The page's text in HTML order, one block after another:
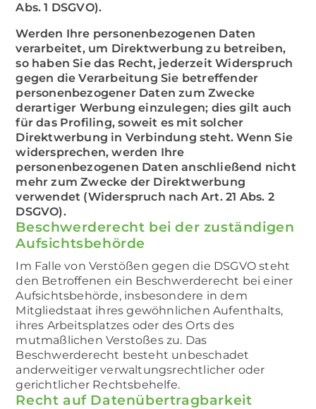
Abs. 1 DSGVO).
Werden Ihre personenbezogenen Daten
verarbeitet, um Direktwerbung zu betreiben,
so haben Sie das Recht, jederzeit Widerspruch
gegen die Verarbeitung Sie betreffender
personenbezogener Daten zum Zwecke
derartiger Werbung einzulegen; dies gilt auch
für das Profiling, soweit es mit solcher
Direktwerbung in Verbindung steht. Wenn Sie
widersprechen, werden Ihre
personenbezogenen Daten anschließend nicht
mehr zum Zwecke der Direktwerbung
verwendet (Widerspruch nach Art. 21 Abs. 2
DSGVO).
Beschwerderecht bei der zuständigen
Aufsichtsbehörde
Im Falle von Verstößen gegen die DSGVO steht
den Betroffenen ein Beschwerderecht bei einer
Aufsichtsbehörde, insbesondere in dem
Mitgliedstaat ihres gewöhnlichen Aufenthalts,
ihres Arbeitsplatzes oder des Orts des
mutmaßlichen Verstoßes zu. Das
Beschwerderecht besteht unbeschadet
anderweitiger verwaltungsrechtlicher oder
gerichtlicher Rechtsbehelfe.
Recht auf Datenübertragbarkeit